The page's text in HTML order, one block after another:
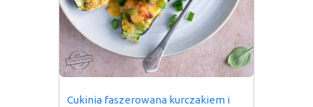
Cukinia faszerowana kurczakiem i